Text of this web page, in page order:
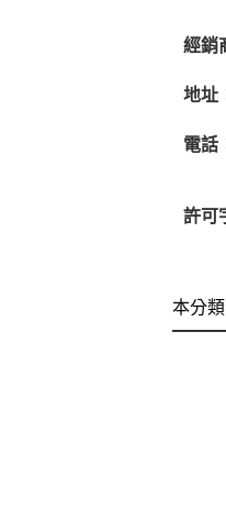
經銷
地址
電話
許可
本分